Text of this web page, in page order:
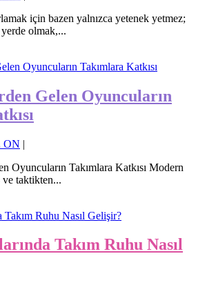
için bazen yalnızca yetenek yetmez;
olmak,...
Gelen Oyuncuların
ON |
Oyuncuların Takımlara Katkısı Modern
ve taktikten...
Takım Ruhu Nasıl